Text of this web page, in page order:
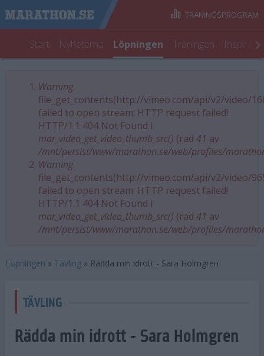
Start Nyheterna Löpningen Träningen
TRÄNINGSPROGRAM
Felmeddelande
Warning:
file_get_contents(http://vimeo.com/api/v2/video/
failed to open stream: HTTP request failed!
HTTP/1.1 404 Not Found i
mar_video_get_video_thumb_src() (rad 41 av
/mnt/persist/www/marathon.se/web/profiles/
Warning:
file_get_contents(http://vimeo.com/api/v2/video/
failed to open stream: HTTP request failed!
HTTP/1.1 404 Not Found i
mar_video_get_video_thumb_src() (rad 41 av
/mnt/persist/www/marathon.se/web/profiles/
Löpningen » Tävling » Rädda min idrott - Sara Holmgren
TÄVLING
Rädda min idrott - Sara Holmgren